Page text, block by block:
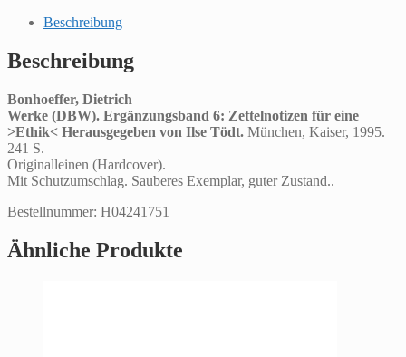
Beschreibung
Beschreibung
Bonhoeffer, Dietrich
Werke (DBW). Ergänzungsband 6: Zettelnotizen für eine
>Ethik< Herausgegeben von Ilse Tödt. München, Kaiser, 1995.
241 S.
Originalleinen (Hardcover).
Mit Schutzumschlag. Sauberes Exemplar, guter Zustand..
Bestellnummer: H04241751
Ähnliche Produkte